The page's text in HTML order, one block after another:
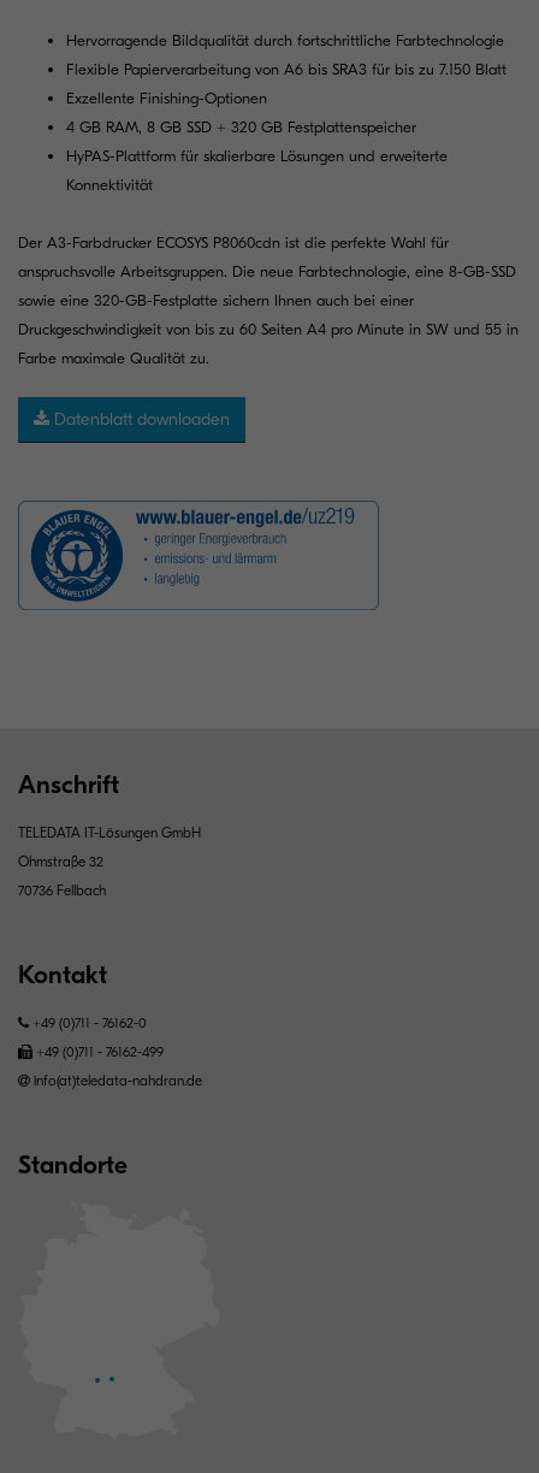
Hervorragende Bildqualität durch fortschrittliche Farbtechnologie
Flexible Papierverarbeitung von A6 bis SRA3 für bis zu 7.150 Blatt
Exzellente Finishing-Optionen
4 GB RAM, 8 GB SSD + 320 GB Festplattenspeicher
HyPAS-Plattform für skalierbare Lösungen und erweiterte
Konnektivität
Der A3-Farbdrucker ECOSYS P8060cdn ist die perfekte Wahl für
anspruchsvolle Arbeitsgruppen. Die neue Farbtechnologie, eine 8-GB-SSD
sowie eine 320-GB-Festplatte sichern Ihnen auch bei einer
Druckgeschwindigkeit von bis zu 60 Seiten A4 pro Minute in SW und 55 in
Farbe maximale Qualität zu.
Datenblatt downloaden
Anschrift
TELEDATA IT-Lösungen GmbH
Ohmstraße 32
70736 Fellbach
Kontakt
+49 (0)711 - 76162-0
+49 (0)711 - 76162-499
info(at)teledata-nahdran.de
Standorte